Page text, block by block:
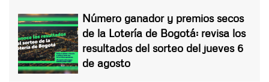
Número ganador y premios secos
de la Lotería de Bogotá: revisa los
resultados del sorteo del jueves 6
de agosto